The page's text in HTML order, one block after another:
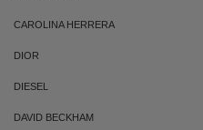
CAROLINA HERRERA
DIOR
DIESEL
DAVID BECKHAM